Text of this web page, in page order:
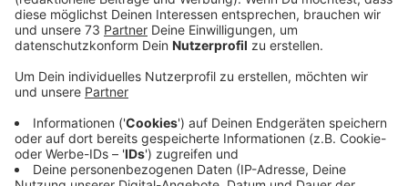
Beunruhigung.
Veröffentlicht:Freitag, 21.07.2023 16:12
Anzeige
Kein Grund zur Beunruhigung